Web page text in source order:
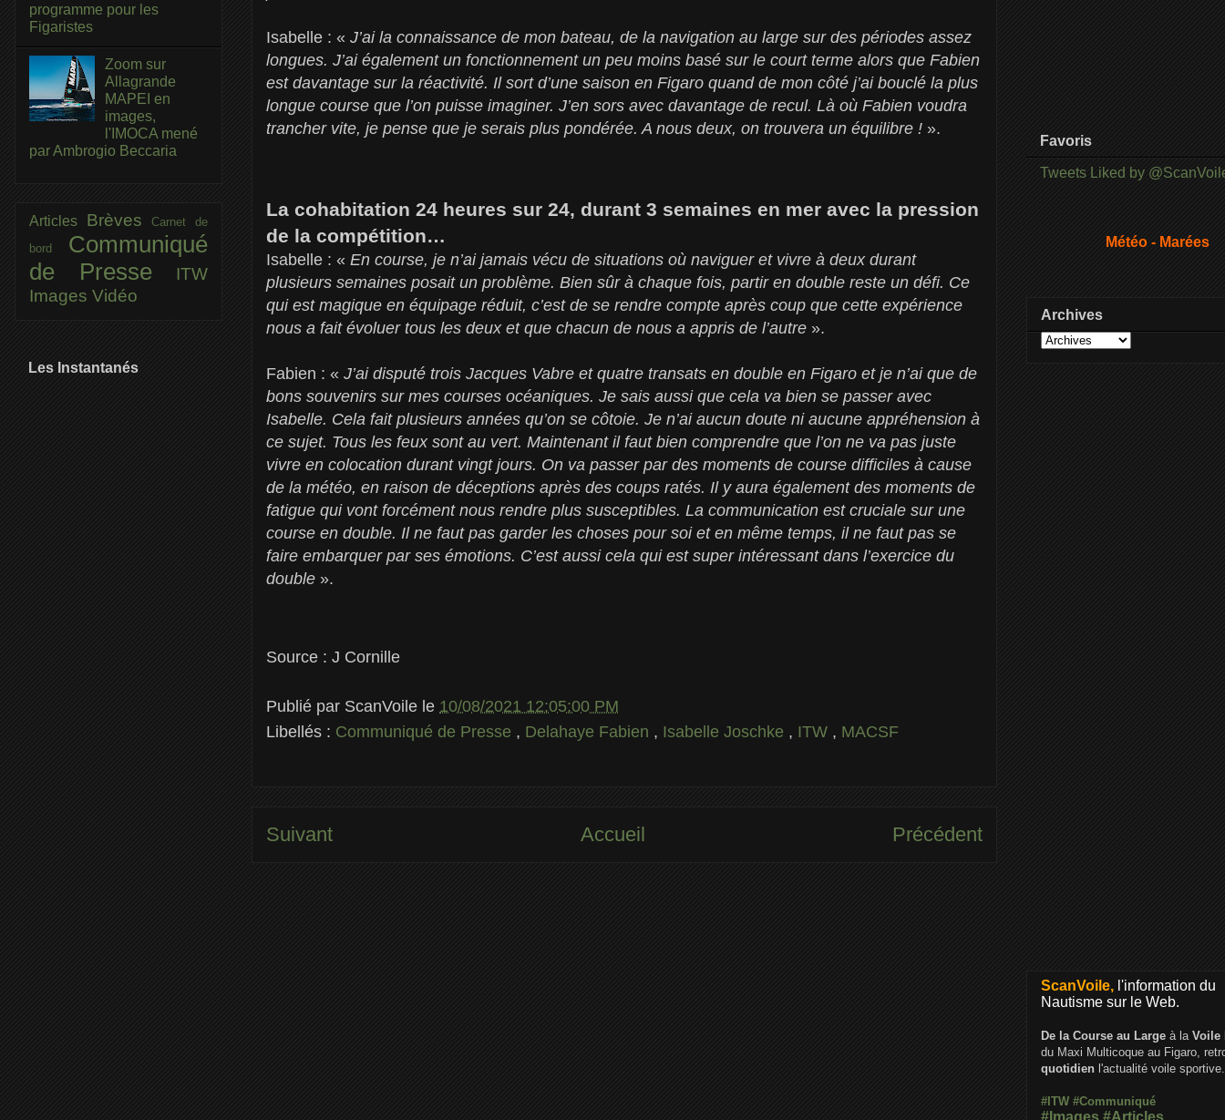
Isabelle : « J’ai la connaissance de mon bateau, de la navigation au large sur des périodes assez
longues. J’ai également un fonctionnement un peu moins basé sur le court terme alors que Fabien
est davantage sur la réactivité. Il sort d’une saison en Figaro quand de mon côté j’ai bouclé la plus
longue course que l’on puisse imaginer. J’en sors avec davantage de recul. Là où Fabien voudra
trancher vite, je pense que je serais plus pondérée. A nous deux, on trouvera un équilibre ! ».
La cohabitation 24 heures sur 24, durant 3 semaines en mer avec la pression
de la compétition…
Isabelle : « En course, je n’ai jamais vécu de situations où naviguer et vivre à deux durant
plusieurs semaines posait un problème. Bien sûr à chaque fois, partir en double reste un défi. Ce
qui est magique en équipage réduit, c’est de se rendre compte après coup que cette expérience
nous a fait évoluer tous les deux et que chacun de nous a appris de l’autre ».
Fabien : « J’ai disputé trois Jacques Vabre et quatre transats en double en Figaro et je n’ai que de
bons souvenirs sur mes courses océaniques. Je sais aussi que cela va bien se passer avec
Isabelle. Cela fait plusieurs années qu’on se côtoie. Je n’ai aucun doute ni aucune appréhension à
ce sujet. Tous les feux sont au vert. Maintenant il faut bien comprendre que l’on ne va pas juste
vivre en colocation durant vingt jours. On va passer par des moments de course difficiles à cause
de la météo, en raison de déceptions après des coups ratés. Il y aura également des moments de
fatigue qui vont forcément nous rendre plus susceptibles. La communication est cruciale sur une
course en double. Il ne faut pas garder les choses pour soi et en même temps, il ne faut pas se
faire embarquer par ses émotions. C’est aussi cela qui est super intéressant dans l’exercice du
double ».
Source : J Cornille
Publié par ScanVoile le 10/08/2021 12:05:00 PM
Libellés : Communiqué de Presse , Delahaye Fabien , Isabelle Joschke , ITW , MACSF
Suivant Précédent
Accueil
programme pour les
Figaristes
Zoom sur
Allagrande
MAPEI en
images,
l'IMOCA mené
par Ambrogio Beccaria
Articles BrèvesCarnet de
bord Communiqué
de Presse
ITW
Images Vidéo
Les Instantanés
Favoris
Tweets Liked by
Météo - Marées
Archives
ScanVoile, l'information du
Nautisme sur le Web.
De la Course au Large à la Voile
du Maxi Multicoque au Figaro,
quotidien l'actualité voile sportive.
#ITW #Communiqué
#Images #Articles